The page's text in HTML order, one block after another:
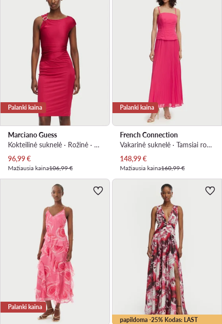
Palanki kaina
Marciano Guess
Kokteilinė suknelė · Rožinė · Mini
Dabartinė kaina
96,99€
Mažiausia kaina106,99 €
Palanki kaina
French Connection
Vakarinė suknelė · Tamsiai rožinė · Maksi, Asimetriškas
Dabartinė kaina
148,99€
Mažiausia kaina160,99 €
Palanki kaina
papildoma -25% Kodas: LAST